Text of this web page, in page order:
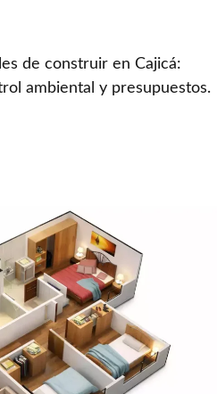
de construir en Cajicá:
ambiental y presupuestos.